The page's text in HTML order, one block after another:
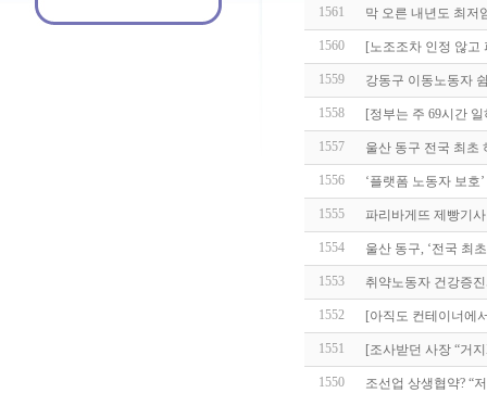
1561 막 오른 내년도 최
1560 [노조조차 인정 않
1559 강동구 이동노동자
1558 [정부는 주 69시간
1557 울산 동구 전국 최
1556 ‘플랫폼 노동자 보
1555 파리바게뜨 제빵기
1554 울산 동구, ‘전국 최
1553 취약노동자 건강증
1552 [아직도 컨테이너에
1551 [조사받던 사장 “거
1550 조선업 상생협약? “